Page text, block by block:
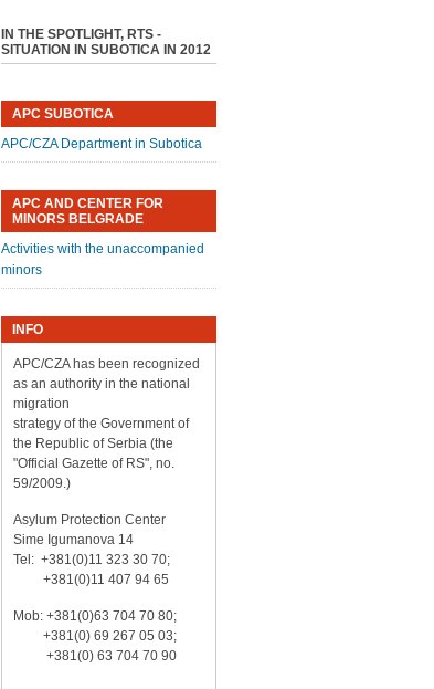
IN THE SPOTLIGHT, RTS -
SITUATION IN SUBOTICA IN 2012
APC SUBOTICA
APC/CZA Department in Subotica
APC AND CENTER FOR
MINORS BELGRADE
Activities with the unaccompanied
minors
INFO
APC/CZA has been recognized
as an authority in the national
migration
strategy of the Government of
the Republic of Serbia (the
"Official Gazette of RS", no.
59/2009.)
Asylum Protection Center
Sime Igumanova 14
Tel: +381(0)11 323 30 70;
+381(0)11 407 94 65
Mob: +381(0)63 704 70 80;
+381(0) 69 267 05 03;
+381(0) 63 704 70 90